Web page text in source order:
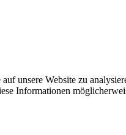
unsere Website zu
Informationen